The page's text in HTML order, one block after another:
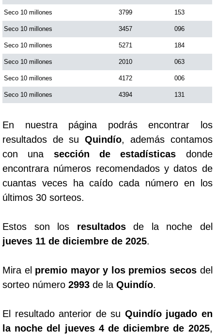
Seco 10 millones 3799 153
Seco 10 millones 3457 096
Seco 10 millones 5271 184
Seco 10 millones 2010 063
Seco 10 millones 4172 006
Seco 10 millones 4394 131
En nuestra página podrás encontrar los
resultados de suQuindío, además contamos
con una sección de estadísticas donde
encontrara números recomendados y datos de
cuantas veces ha caído cada número en los
últimos 30 sorteos.
Estos son los resultadosde la noche del
jueves 11 de diciembre de 2025.
Mira el premio mayor y los premios secosdel
sorteo número 2993 de la Quindío.
El resultado anterior de su Quindío jugado en
la noche del jueves 4 de diciembre de 2025,